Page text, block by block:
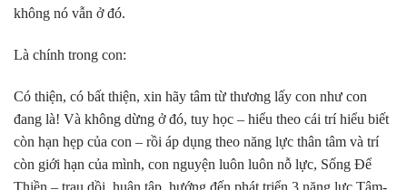
không nó vẫn ở đó.
Là chính trong con:
Có thiện, có bất thiện, xin hãy tâm từ thương lấy con như con
đang là! Và không dừng ở đó, tuy học – hiểu theo cái trí hiểu biết
còn hạn hẹp của con – rồi áp dụng theo năng lực thân tâm và trí
còn giới hạn của mình, con nguyện luôn luôn nỗ lực, Sống Để
Thiền – trau dồi, huân tập, hướng đến phát triển 3 năng lực Tâm-